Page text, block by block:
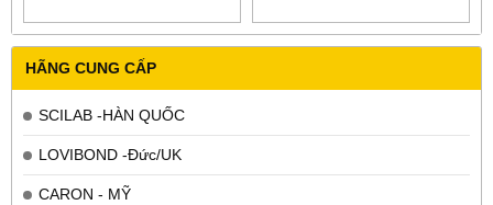
HÃNG CUNG CẤP
SCILAB -HÀN QUỐC
LOVIBOND -Đức/UK
CARON - MỸ